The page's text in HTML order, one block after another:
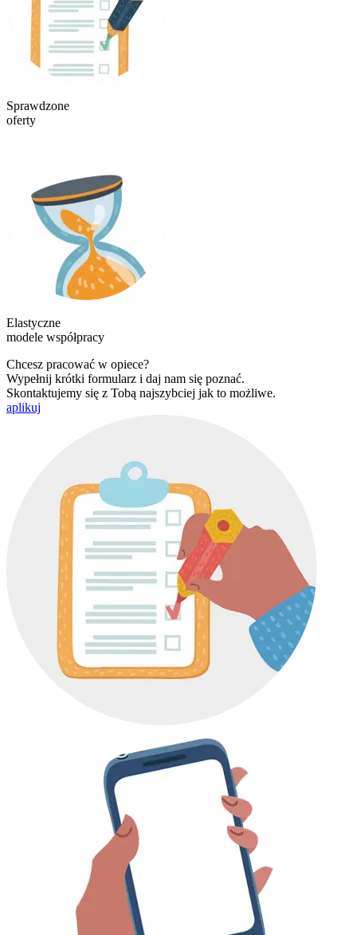
Sprawdzone
oferty
Elastyczne
modele współpracy
Chcesz pracować w opiece?
Wypełnij krótki formularz i daj nam się poznać.
Skontaktujemy się z Tobą najszybciej jak to możliwe.
aplikuj